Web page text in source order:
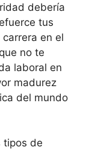
debería
tus
en el
no te
laboral en
madurez
del mundo
tipos de